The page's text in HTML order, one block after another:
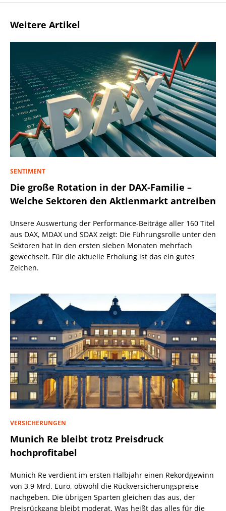
Weitere Artikel
SENTIMENT
Die große Rotation in der DAX-Familie –
Welche Sektoren den Aktienmarkt antreiben
Unsere Auswertung der Performance-Beiträge aller 160 Titel
aus DAX, MDAX und SDAX zeigt: Die Führungsrolle unter den
Sektoren hat in den ersten sieben Monaten mehrfach
gewechselt. Für die aktuelle Erholung ist das ein gutes
Zeichen.
VERSICHERUNGEN
Munich Re bleibt trotz Preisdruck
hochprofitabel
Munich Re verdient im ersten Halbjahr einen Rekordgewinn
von 3,9 Mrd. Euro, obwohl die Rückversicherungspreise
nachgeben. Die übrigen Sparten gleichen das aus, der
Preisrückgang bleibt moderat. Was heißt das alles für die